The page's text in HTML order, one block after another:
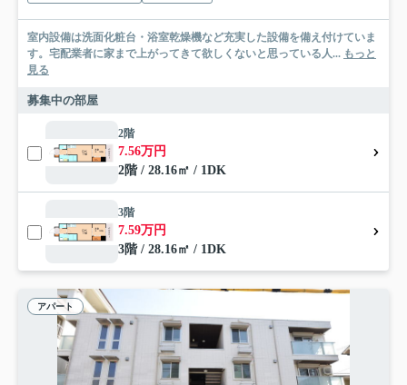
室内設備は洗面化粧台・浴室乾燥機など充実した設備を備え付けていま
す。宅配業者に家まで上がってきて欲しくないと思っている人... もっと
見る
募集中の部屋
2階
7.56万円
2階 / 28.16㎡ / 1DK
3階
7.59万円
3階 / 28.16㎡ / 1DK
アパート